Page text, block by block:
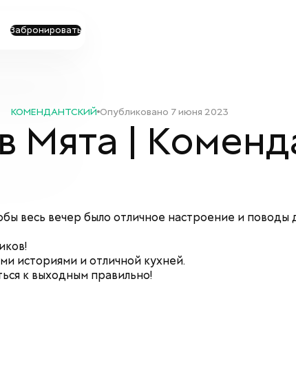
Забронировать
КОМЕНДАНТСКИЙ Опубликовано 7 июня 2023
Мята |
весь вечер было отличное настроение и поводы
историями и отличной кухней.
к выходным правильно!